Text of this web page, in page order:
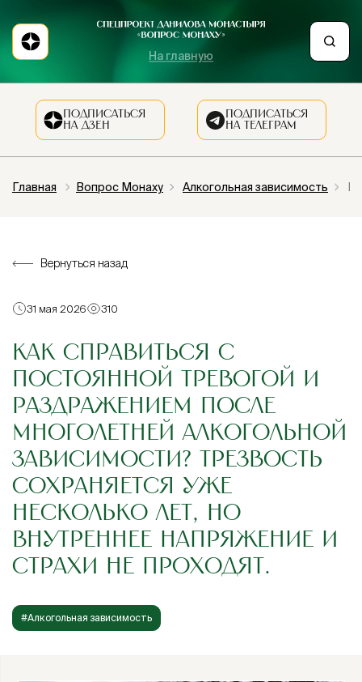
На главную
ПОДПИСАТЬСЯ
НА ДЗЕН
ПОДПИСАТЬСЯ
НА ТЕЛЕГРАМ
Главная Вопрос Монаху Алкогольная зависимость
Вернуться назад
31 мая 2026 310
КАК СПРАВИТЬСЯ С
ПОСТОЯННОЙ ТРЕВОГОЙ И
РАЗДРАЖЕНИЕМ ПОСЛЕ
МНОГОЛЕТНЕЙ АЛКОГОЛЬНОЙ
ЗАВИСИМОСТИ? ТРЕЗВОСТЬ
СОХРАНЯЕТСЯ УЖЕ
НЕСКОЛЬКО ЛЕТ, НО
ВНУТРЕННЕЕ НАПРЯЖЕНИЕ И
СТРАХИ НЕ ПРОХОДЯТ.
#Алкогольная зависимость